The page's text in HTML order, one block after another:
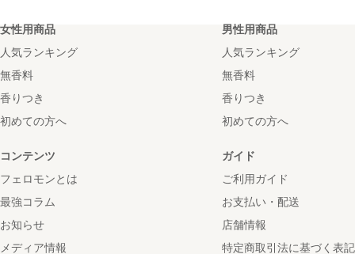
女性用商品
人気ランキング
無香料
香りつき
初めての方へ
男性用商品
人気ランキング
無香料
香りつき
初めての方へ
コンテンツ
フェロモンとは
最強コラム
お知らせ
メディア情報
ガイド
ご利用ガイド
お支払い・配送
店舗情報
特定商取引法に基づく表記